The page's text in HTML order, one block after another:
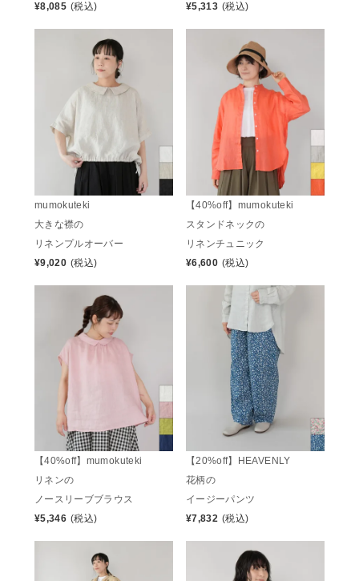
¥8,085 (税込)
¥5,313 (税込)
mumokuteki
大きな襟の
リネンプルオーバー
¥9,020 (税込)
【40%off】mumokuteki
スタンドネックの
リネンチュニック
¥6,600 (税込)
【40%off】mumokuteki
リネンの
ノースリーブブラウス
¥5,346 (税込)
【20%off】HEAVENLY
花柄の
イージーパンツ
¥7,832 (税込)